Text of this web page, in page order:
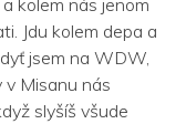
kolem nás jenom
Jdu kolem depa a
jsem na WDW,
v Misanu nás
slyšíš všude